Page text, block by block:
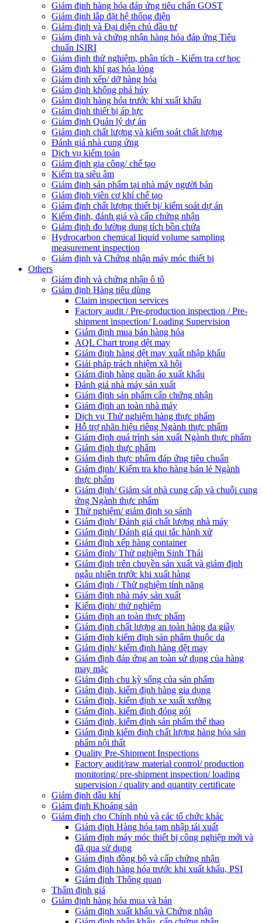
Giám định hàng hóa đáp ứng tiêu chẩn GOST
Giám định lắp đặt hệ thống điện
Giám định và Đại diện chủ đầu tư
Giám định và chứng nhận hàng hóa đáp ứng Tiêu
chuẩn ISIRI
Giám định thử nghiệm, phân tích - Kiểm tra cơ học
Giám định khí gas hóa lỏng
Giám định xếp/ dỡ hàng hóa
Giám định không phá hủy
Giám định hàng hóa trước khi xuất khẩu
Giám định thiết bị áp lực
Giám định Quản lý dự án
Giám định chất lượng và kiểm soát chất lượng
Đánh giá nhà cung ứng
Dịch vụ kiểm toán
Giám định gia công/ chế tạo
Kiểm tra siêu âm
Giám định sản phẩm tại nhà máy người bán
Giám định viên cơ khí chế tạo
Giám định chất lượng thiết bị/ kiểm soát dự án
Kiểm định, đánh giá và cấp chứng nhận
Giám định đo lường dung tích bồn chứa
Hydrocarbon chemical liquid volume sampling
measurement inspection
Giám định và Chứng nhận máy móc thiết bị
Others
Giám định và chứng nhận ô tô
Giám định Hàng tiêu dùng
Claim inspection services
Factory audit / Pre-production inspection / Pre-
shipment inspection/ Loading Supervision
Giám định mua bán hàng hóa
AQL Chart trong dệt may
Giám định hàng dệt may xuất nhập khẩu
Giải pháp trách nhiệm xã hội
Giám định hàng quần áo xuất khẩu
Đánh giá nhà máy sản xuất
Giám định sản phẩm cấp chứng nhận
Giám định an toàn nhà máy
Dịch vụ Thử nghiệm hàng thực phẩm
Hỗ trợ nhãn hiệu riêng Ngành thực phẩm
Giám định quá trình sản xuất Ngành thực phẩm
Giám định thực phẩm
Giám định thực phẩm đáp ứng tiêu chuẩn
Giám định/ Kiểm tra kho hàng bán lẻ Ngành
thực phẩm
Giám định/ Giám sát nhà cung cấp và chuỗi cung
ứng Ngành thực phẩm
Thử nghiệm/ giám định so sánh
Giám định/ Đánh giá chất lượng nhà máy
Giám định/ Đánh giá qui tắc hành xử
Giám định xếp hàng container
Giám định/ Thử nghiệm Sinh Thái
Giám định trên chuyền sản xuất và giám định
ngẫu nhiên trước khi xuất hàng
Giám định / Thử nghiệm tính năng
Giám định nhà máy sản xuất
Kiểm định/ thử nghiệm
Giám định an toàn thực phẩm
Giám định chất lượng an toàn hàng da giầy
Giám định kiểm định sản phẩm thuộc da
Giám định/ kiểm định hàng dệt may
Giám định đáp ứng an toàn sử dụng của hàng
may mặc
Giám định chu kỳ sống của sản phẩm
Giám định, kiểm định hàng gia dụng
Giám định, kiểm định xe xuất xưởng
Giám định, kiểm định đóng gói
Giám định, kiểm định sản phẩm thể thao
Giám định kiểm định chất lượng hàng hóa sản
phẩm nội thất
Quality Pre-Shipment Inspections
Factory audit/raw material control/ production
monitoring/ pre-shipment inspection/ loading
supervision / quality and quantity certificate
Giám định dầu khí
Giám định Khoáng sản
Giám định cho Chính phủ và các tổ chức khác
Giám định Hàng hóa tạm nhập tái xuất
Giám định máy móc thiết bị công nghiệp mới và
đã qua sử dụng
Giám định đồng bộ và cấp chứng nhận
Giám định hàng hóa trước khi xuất khẩu, PSI
Giám định Thông quan
Thẩm định giá
Giám định hàng hóa mua và bán
Giám định xuất khẩu và Chứng nhận